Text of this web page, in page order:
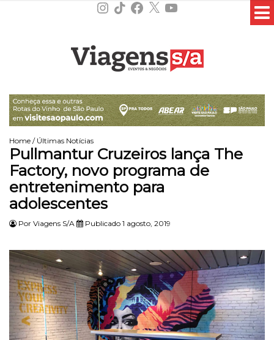
Instagram
TikTokFacebook
X YouTube
Home / Últimas Notícias
Pullmantur Cruzeiros lança The
Factory, novo programa de
entretenimento para
adolescentes
Por Viagens S/A Publicado 1 agosto, 2019